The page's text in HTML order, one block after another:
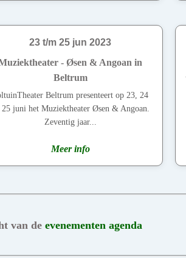
23 t/m 25 jun 2023
- Øsen & Angoan in
Beltrum
Beltrum presenteert op 23, 24
25 juni het Muziektheater Øsen & Angoan.
Zeventig jaar...
Meer info
van de evenementen agenda